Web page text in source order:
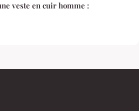
veste en cuir homme :